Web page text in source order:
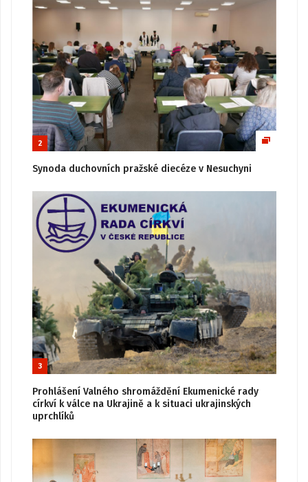
2
Synoda duchovních pražské diecéze v Nesuchyni
3
Prohlášení Valného shromáždění Ekumenické rady
církví k válce na Ukrajině a k situaci ukrajinských
uprchlíků